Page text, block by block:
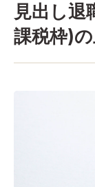
見出し退
課税枠)